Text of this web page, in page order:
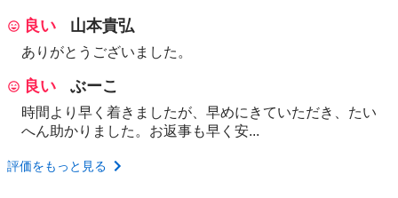
良い 山本貴弘
ありがとうございました。
良い ぶーこ
時間より早く着きましたが、早めにきていただき、たい
へん助かりました。お返事も早く安...
評価をもっと見る